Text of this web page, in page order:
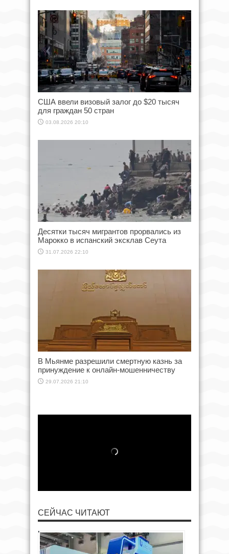
США ввели визовый залог до $20 тысяч
для граждан 50 стран
03.08.2026 20:10
Десятки тысяч мигрантов прорвались из
Марокко в испанский эксклав Сеута
31.07.2026 22:10
В Мьянме разрешили смертную казнь за
принуждение к онлайн-мошенничеству
29.07.2026 21:10
СЕЙЧАС ЧИТАЮТ